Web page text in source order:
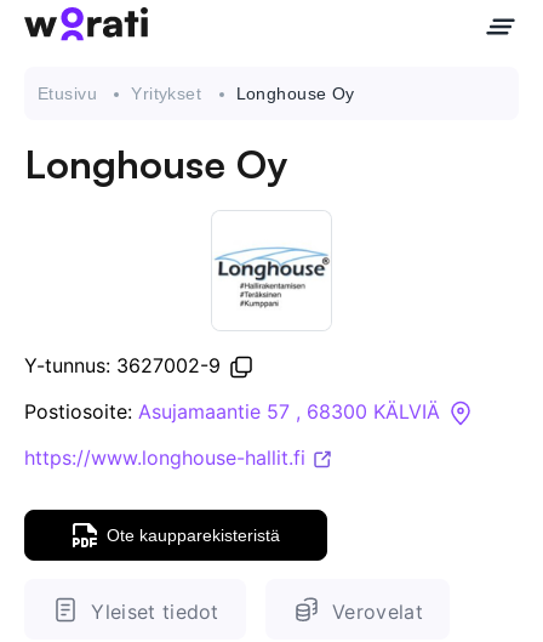
API
Pakotehaku
Tietopankki
SUOMALAINEN
Etusivu Yritykset Longhouse Oy
Longhouse Oy
Y-tunnus: 3627002-9
Postiosoite: Asujamaantie 57 , 68300 KÄLVIÄ
https://www.longhouse-hallit.fi
Ote kaupparekisteristä
Yleiset tiedot Verovelat